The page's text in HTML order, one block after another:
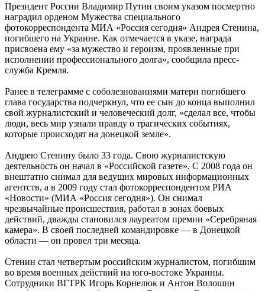
Президент России Владимир Путин своим указом посмертно
наградил орденом Мужества специального
фотокорреспондента МИА «Россия сегодня» Андрея Стенина,
погибшего на Украине. Как отмечается в указе, награда
присвоена ему «за мужество и героизм, проявленные при
исполнении профессионального долга», сообщила пресс-
служба Кремля.
Ранее в телеграмме с соболезнованиями матери погибшего
глава государства подчеркнул, что ее сын до конца выполнил
свой журналистский и человеческий долг, «сделал все, чтобы
люди, весь мир узнали правду о трагических событиях,
которые происходят на донецкой земле».
Андрею Стенину было 33 года. Свою журналистскую
деятельность он начал в «Российской газете». С 2008 года он
внештатно снимал для ведущих мировых информационных
агентств, а в 2009 году стал фотокорреспондентом РИА
«Новости» (МИА «Россия сегодня»). Он снимал
чрезвычайные происшествия, работал в зонах боевых
действий, дважды становился лауреатом премии «Серебряная
камера». В своей последней командировке — в Донецкой
области — он провел три месяца.
Стенин стал четвертым российским журналистом, погибшим
во время военных действий на юго-востоке Украины.
Сотрудники ВГТРК Игорь Корнелюк и Антон Волошин